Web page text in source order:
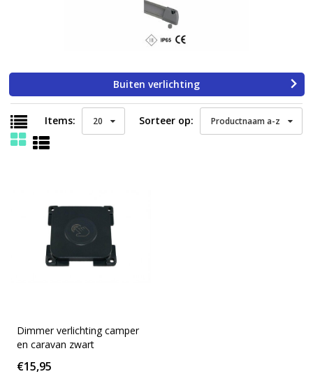
Buiten verlichting
Sorteer op: Productnaam a-z
Items: 20
Dimmer verlichting camper
en caravan zwart
€15,95